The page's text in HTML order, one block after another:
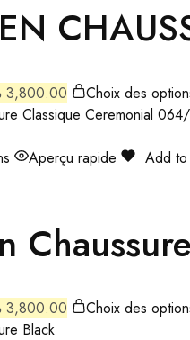
3,800.00 Choix des
Aperçu rapide
Add to
3,800.00 Choix des